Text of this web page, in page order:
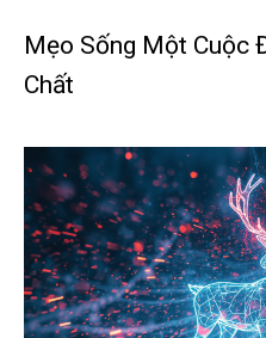
Mẹo Sống Một Cuộc
Chất